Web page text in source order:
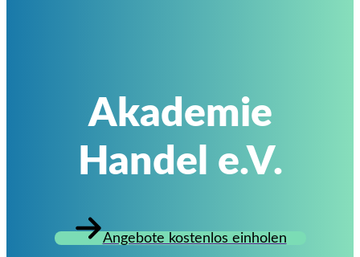
Akademie
Handel e.V.
Angebote kostenlos einholen